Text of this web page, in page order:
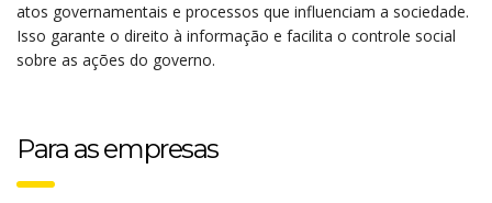
atos governamentais e processos que influenciam a sociedade.
Isso garante o direito à informação e facilita o controle social
sobre as ações do governo.
Para as empresas